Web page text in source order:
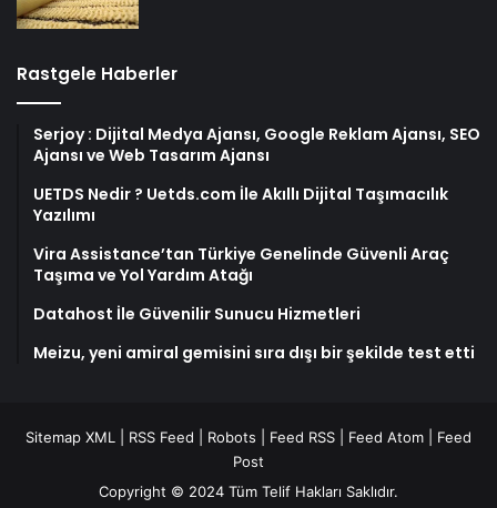
Rastgele Haberler
Serjoy : Dijital Medya Ajansı, Google Reklam Ajansı, SEO
Ajansı ve Web Tasarım Ajansı
UETDS Nedir ? Uetds.com İle Akıllı Dijital Taşımacılık
Yazılımı
Vira Assistance’tan Türkiye Genelinde Güvenli Araç
Taşıma ve Yol Yardım Atağı
Datahost İle Güvenilir Sunucu Hizmetleri
Meizu, yeni amiral gemisini sıra dışı bir şekilde test etti
Sitemap XML RSS Feed Robots Feed RSS Feed Atom
Feed
Post
Copyright © 2024 Tüm Telif Hakları Saklıdır.